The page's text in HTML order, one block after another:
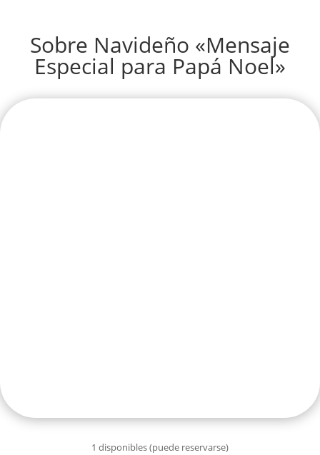
Sobre Navideño «Mensaje
Especial para Papá Noel»
1 disponibles (puede reservarse)